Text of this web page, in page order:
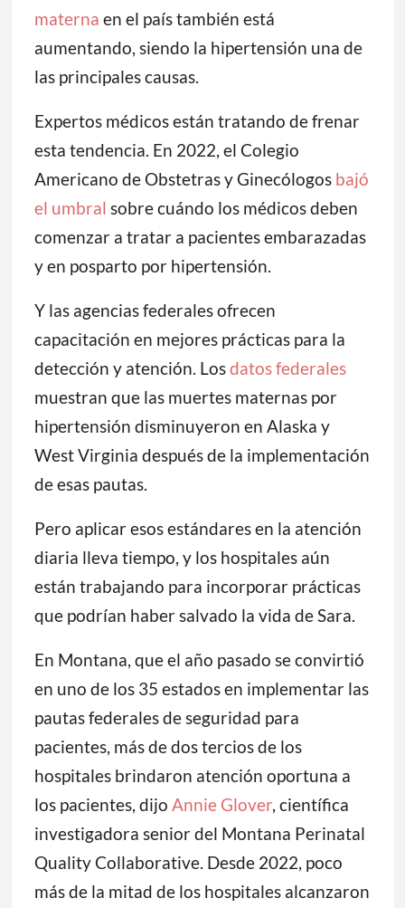
materna en el país también está
aumentando, siendo la hipertensión una de
las principales causas.
Expertos médicos están tratando de frenar
esta tendencia. En 2022, el Colegio
Americano de Obstetras y Ginecólogos bajó
el umbral sobre cuándo los médicos deben
comenzar a tratar a pacientes embarazadas
y en posparto por hipertensión.
Y las agencias federales ofrecen
capacitación en mejores prácticas para la
detección y atención. Losdatos federales
muestran que las muertes maternas por
hipertensión disminuyeron en Alaska y
West Virginia después de la implementación
de esas pautas.
Pero aplicar esos estándares en la atención
diaria lleva tiempo, y los hospitales aún
están trabajando para incorporar prácticas
que podrían haber salvado la vida de Sara.
En Montana, que el año pasado se convirtió
en uno de los 35 estados en implementar las
pautas federales de seguridad para
pacientes, más de dos tercios de los
hospitales brindaron atención oportuna a
los pacientes, dijo Annie Glover, científica
investigadora senior del Montana Perinatal
Quality Collaborative. Desde 2022, poco
más de la mitad de los hospitales alcanzaron